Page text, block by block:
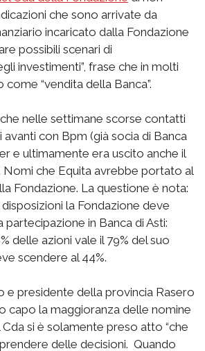
che sono arrivate da
incaricato dalla Fondazione
possibili scenari di
investimenti”, frase che in molti
“vendita della Banca”.
nelle settimane scorse contatti
con Bpm (già socia di Banca
e ultimamente era uscito anche il
Nomi che Equita avrebbe portato al
Fondazione. La questione è nota:
la Fondazione deve
partecipazione in Banca di Asti:
delle azioni vale il 79% del suo
scendere al 44%.
e presidente della provincia Rasero
capo la maggioranza delle nomine
si è solamente preso atto “che
delle decisioni. Quando